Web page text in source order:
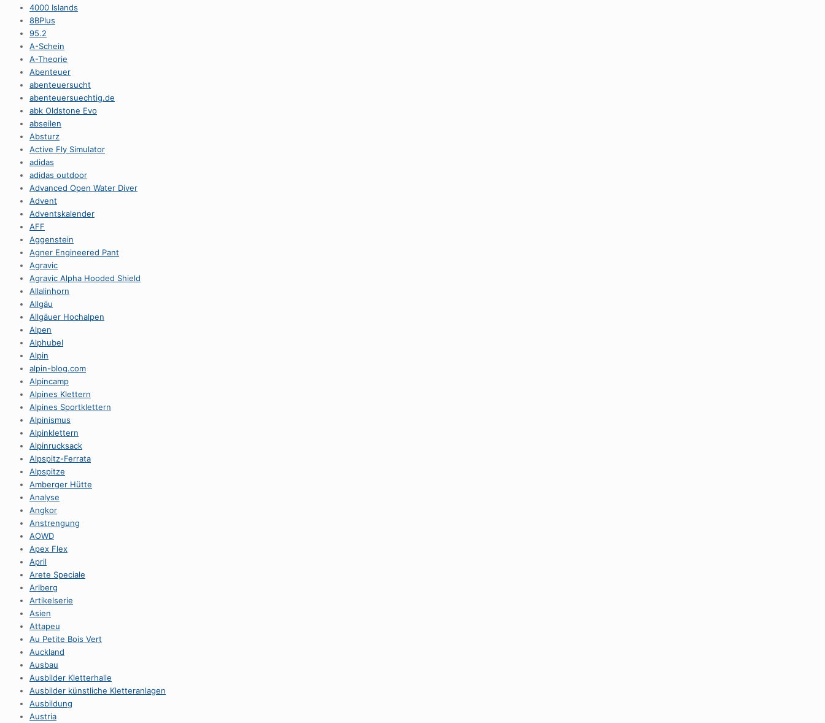
4000 Islands
8BPlus
95.2
A-Schein
A-Theorie
Abenteuer
abenteuersucht
abenteuersuechtig.de
abk Oldstone Evo
abseilen
Absturz
Active Fly Simulator
adidas
adidas outdoor
Advanced Open Water Diver
Advent
Adventskalender
AFF
Aggenstein
Agner Engineered Pant
Agravic
Agravic Alpha Hooded Shield
Allalinhorn
Allgäu
Allgäuer Hochalpen
Alpen
Alphubel
Alpin
alpin-blog.com
Alpincamp
Alpines Klettern
Alpines Sportklettern
Alpinismus
Alpinklettern
Alpinrucksack
Alpspitz-Ferrata
Alpspitze
Amberger Hütte
Analyse
Angkor
Anstrengung
AOWD
Apex Flex
April
Arete Speciale
Arlberg
Artikelserie
Asien
Attapeu
Au Petite Bois Vert
Auckland
Ausbau
Ausbilder Kletterhalle
Ausbilder künstliche Kletteranlagen
Ausbildung
Austria